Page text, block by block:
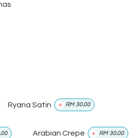
Ryana Satin + RM 30.00
Arabian Crepe + RM 30.00